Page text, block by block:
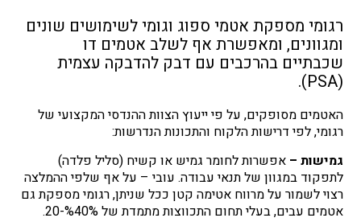
רגומי מספקת אטמי ספוג וגומי לשימושים שונים
ומגוונים, ומאפשרת אף לשלב אטמים דו
שכבתיים בהרכבים עם דבק להדבקה עצמית
(PSA).
האטמים מסופקים, על פי ייעוץ הצוות ההנדסי המקצועי של
רגומי, לפי דרישות הלקוח והתכונות הנדרשות:
גמישות – אפשרות לחומר גמיש או קשיח (סליל פלדה)
לתפקוד במגוון של תנאי עבודה. עובי – על אף שלפי ההמלצה
רצוי לשמור על מרווח אטימה קטן ככל שניתן, רגומי מספקת גם
אטמים עבים, בעלי תחום התכווצות מתמדת של %40%-20.